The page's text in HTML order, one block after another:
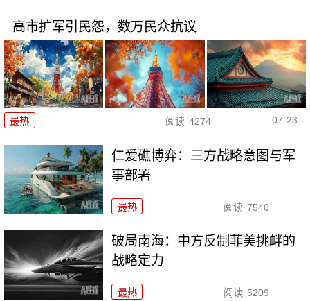
高市扩军引民怨，数万民众抗议
最热 阅读 4274 07-23
仁爱礁博弈：三方战略意图与军
事部署
最热 阅读 7540
破局南海：中方反制菲美挑衅的
战略定力
最热 阅读 5209